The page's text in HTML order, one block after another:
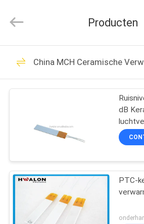
THUIS
PRODUCTEN
FABRIEKSTOCHT
Reserved.
PTC
MCH
Verwarmer
Producten
China MCH Ceramische
dB
PTC-